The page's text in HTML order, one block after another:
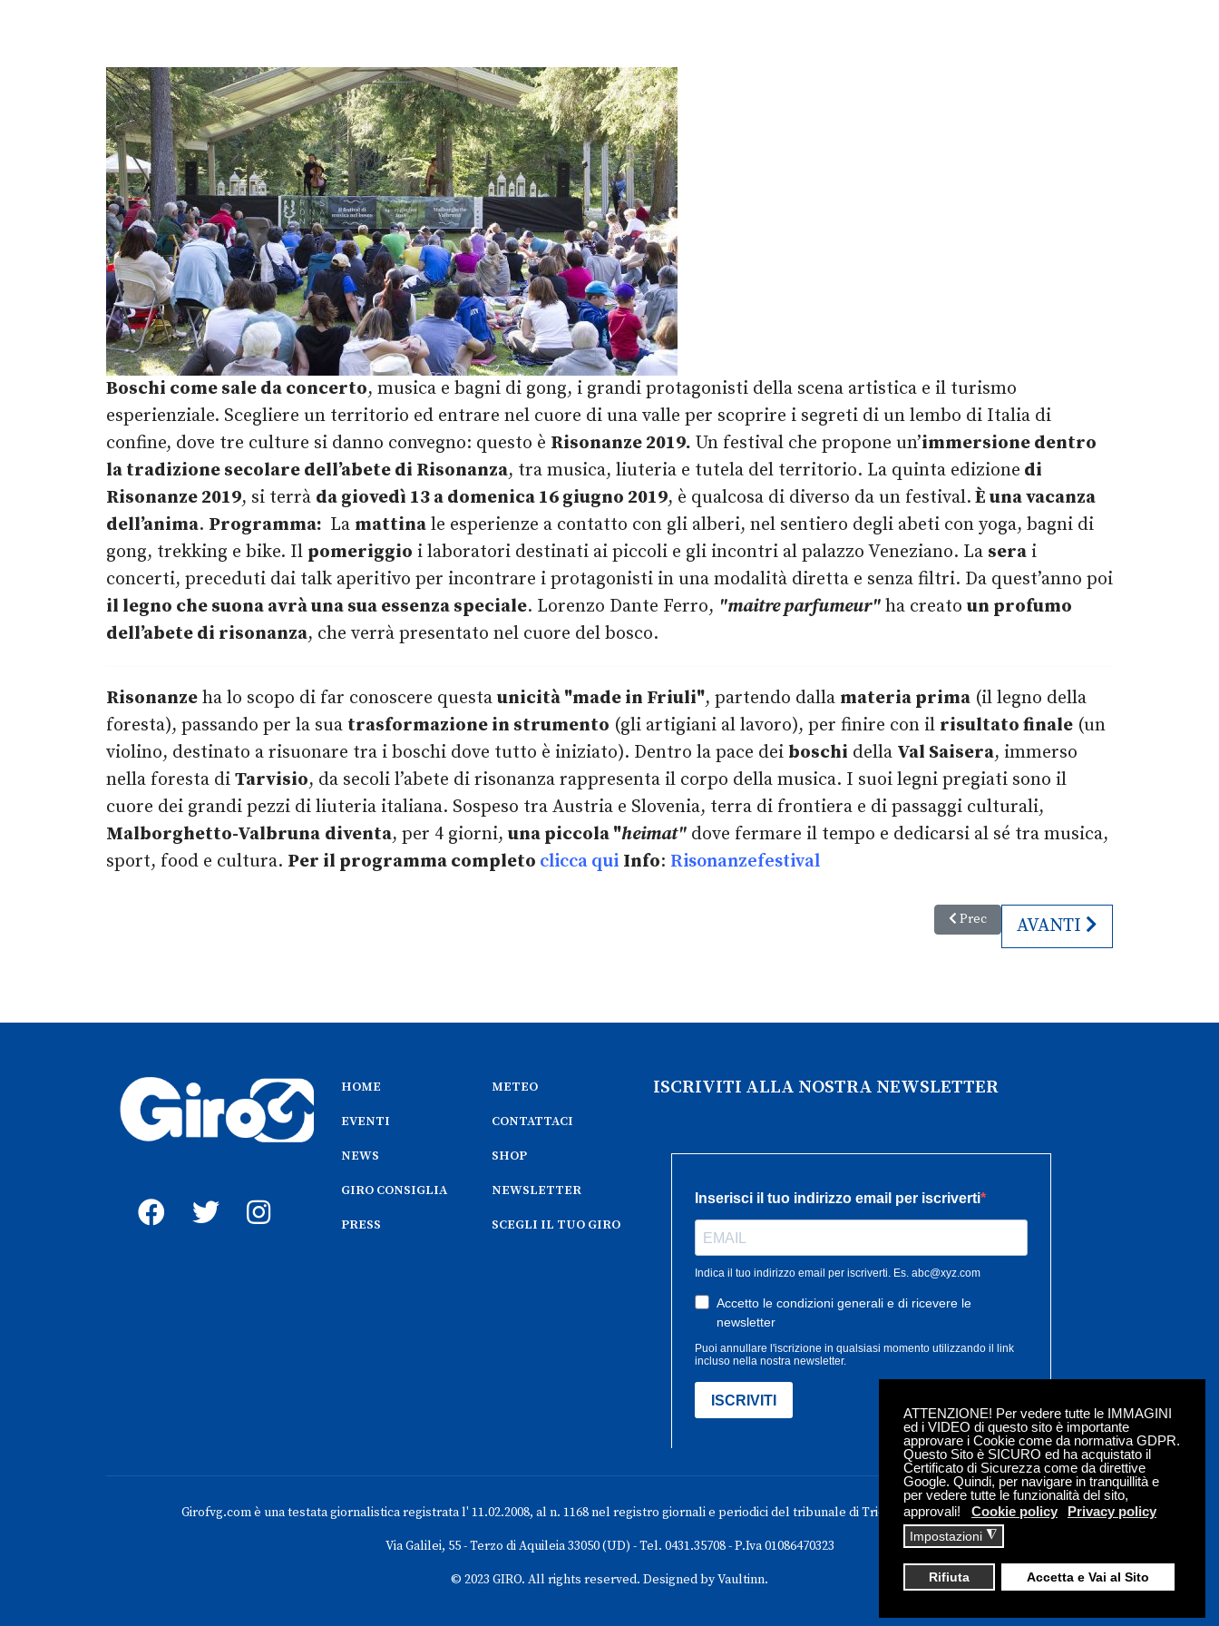
ATTENZIONE! Per vedere tutte le IMMAGINI
ed i VIDEO di questo sito è importante
approvare i Cookie come da normativa GDPR.
Questo Sito è SICURO ed ha acquistato il
Certificato di Sicurezza come da direttive
Google. Quindi, per navigare in tranquillità e
per vedere tutte le funzionalità del sito,
approvali!
Cookie policy Privacy policy
Impostazioni ◮
Rifiuta Accetta e Vai al Sito
Boschi come sale da concerto, musica e bagni di gong, i grandi protagonisti della scena artistica e il turismo
esperienziale. Scegliere un territorio ed entrare nel cuore di una valle per scoprire i segreti di un lembo di Italia di
confine, dove tre culture si danno convegno: questo è Risonanze 2019. Un festival che propone un’immersione dentro
la tradizione secolare dell’abete di Risonanza, tra musica, liuteria e tutela del territorio. La quinta edizione di
Risonanze 2019, si terrà da giovedì 13 a domenica 16 giugno 2019, è qualcosa di diverso da un festival. È una vacanza
dell’anima. Programma: La mattina le esperienze a contatto con gli alberi, nel sentiero degli abeti con yoga, bagni di
gong, trekking e bike. Il pomeriggio i laboratori destinati ai piccoli e gli incontri al palazzo Veneziano. La sera i
concerti, preceduti dai talk aperitivo per incontrare i protagonisti in una modalità diretta e senza filtri. Da quest’anno poi
il legno che suona avrà una sua essenza speciale. Lorenzo Dante Ferro, "maitre parfumeur" ha creato un profumo
dell’abete di risonanza, che verrà presentato nel cuore del bosco.
Risonanze ha lo scopo di far conoscere questa unicità "made in Friuli", partendo dalla materia prima (il legno della
foresta), passando per la sua trasformazione in strumento (gli artigiani al lavoro), per finire con il risultato finale (un
violino, destinato a risuonare tra i boschi dove tutto è iniziato). Dentro la pace dei boschi della Val Saisera, immerso
nella foresta di Tarvisio, da secoli l’abete di risonanza rappresenta il corpo della musica. I suoi legni pregiati sono il
cuore dei grandi pezzi di liuteria italiana. Sospeso tra Austria e Slovenia, terra di frontiera e di passaggi culturali,
Malborghetto-Valbruna diventa, per 4 giorni, una piccola "heimat" dove fermare il tempo e dedicarsi al sé tra musica,
sport, food e cultura. Per il programma completo clicca qui Info: Risonanzefestival
Articolo precedente: Mogol al Palmanova
Prec ARTICOLO
AVANTI
HOME
EVENTI
NEWS
GIRO CONSIGLIA
PRESS
METEO
CONTATTACI
SHOP
NEWSLETTER
SCEGLI IL TUO GIRO
ISCRIVITI ALLA NOSTRA NEWSLETTER
Girofvg.com è una testata giornalistica registrata l' 11.02.2008, al n. 1168 nel registro giornali e periodici del tribunale di Trieste - Iscrizione roc n. 18304
Via Galilei, 55 - Terzo di Aquileia 33050 (UD) - Tel. 0431.35708 - P.Iva 01086470323
© 2023 GIRO. All rights reserved. Designed by Vaultinn.